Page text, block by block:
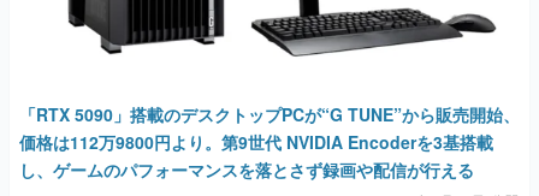
「RTX 5090」搭載のデスクトップPCが“G TUNE”から販売開始、
価格は112万9800円より。第9世代 NVIDIA Encoderを3基搭載
し、ゲームのパフォーマンスを落とさず録画や配信が行える